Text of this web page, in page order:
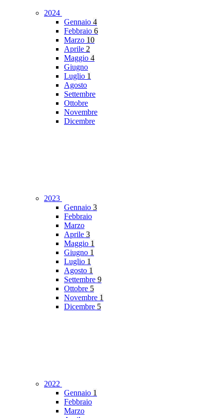
2024
Gennaio 4
Febbraio 6
Marzo 10
Aprile 2
Maggio 4
Giugno
Luglio 1
Agosto
Settembre
Ottobre
Novembre
Dicembre
2023
Gennaio 3
Febbraio
Marzo
Aprile 3
Maggio 1
Giugno 1
Luglio 1
Agosto 1
Settembre 9
Ottobre 5
Novembre 1
Dicembre 5
2022
Gennaio 1
Febbraio
Marzo